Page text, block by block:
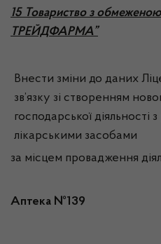
15 Товариство з обмеженою
ТРЕЙДФАРМА”
Внести зміни до даних
зв’язку зі створенням
господарської діяльності з
лікарськими засобами
за місцем провадження
Аптека №139